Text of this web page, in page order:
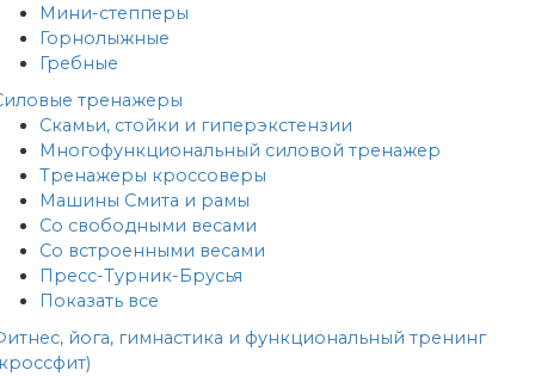
Мини-степперы
Горнолыжные
Гребные
тренажеры
Скамьи, стойки и гиперэкстензии
Многофункциональный силовой тренажер
Тренажеры кроссоверы
Машины Смита и рамы
Со свободными весами
Со встроенными весами
Пресс-Турник-Брусья
Показать все
йога, гимнастика и функциональный тренинг